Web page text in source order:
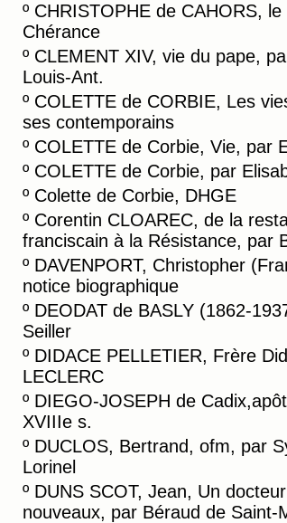
º CHRISTOPHE de CAHORS,
Chérance
º CLEMENT XIV, vie du pape,
Louis-Ant.
º COLETTE de CORBIE, Les
ses contemporains
º COLETTE de Corbie, Vie, par
º COLETTE de Corbie, par
º Colette de Corbie, DHGE
º Corentin CLOAREC, de la
franciscain à la Résistance, par
º DAVENPORT, Christopher
notice biographique
º DEODAT de BASLY (1862-
Seiller
º DIDACE PELLETIER, Frère
LECLERC
º DIEGO-JOSEPH de
XVIIIe s.
º DUCLOS, Bertrand, ofm, par
Lorinel
º DUNS SCOT, Jean, Un
nouveaux, par Béraud de Saint-